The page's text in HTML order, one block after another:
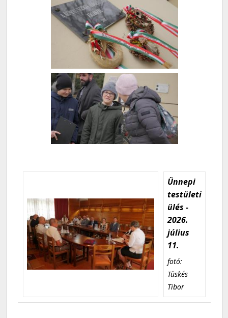
Ünnepi
testületi
ülés -
2026.
július
11.
fotó:
Tüskés
Tibor